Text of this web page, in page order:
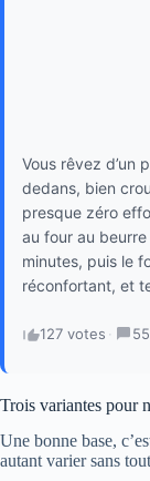
Vous rêvez d’un
dedans, bien
presque zéro
au four au
minutes, puis le
réconfortant, et
127 votes ·
Trois variantes pour
Une bonne base,
autant varier sans